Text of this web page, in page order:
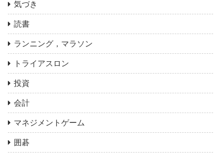
気づき
読書
ランニング，マラソン
トライアスロン
投資
会計
マネジメントゲーム
囲碁